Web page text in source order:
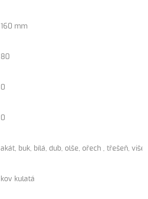
160 mm
80
0
0
akát, buk, bílá, dub, olše, ořech , třešeň,
kov kulatá